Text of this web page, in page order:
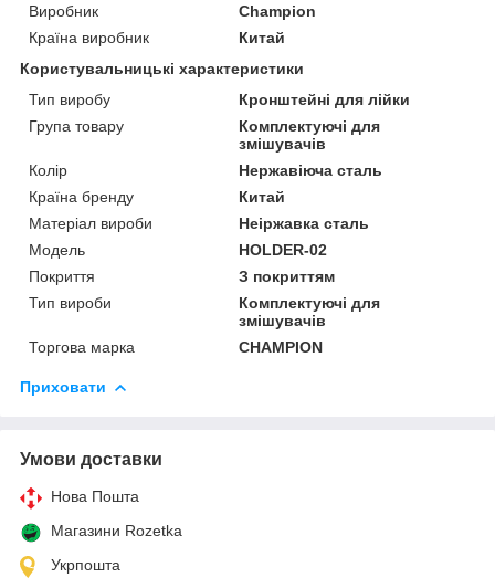
Виробник
Champion
Країна виробник
Китай
Користувальницькі характеристики
Тип виробу
Кронштейні для лійки
Група товару
Комплектуючі для
змішувачів
Колір
Нержавіюча сталь
Країна бренду
Китай
Матеріал вироби
Неіржавка сталь
Мoдель
HOLDER-02
Покриття
З покриттям
Тип вироби
Комплектуючі для
змішувачів
Торгова марка
CHAMPION
Приховати
Умови доставки
Нова Пошта
Магазини Rozetka
Укрпошта